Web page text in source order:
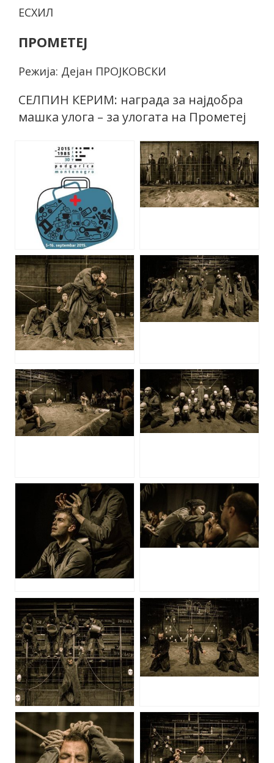
ЕСХИЛ
ПРОМЕТЕЈ
Режија: Дејан ПРОЈКОВСКИ
СЕЛПИН КЕРИМ: награда за најдобра
машка улога – за улогата на Прометеј